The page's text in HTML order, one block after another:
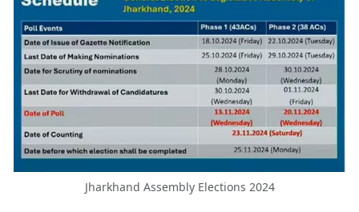
Jharkhand Assembly Elections 2024